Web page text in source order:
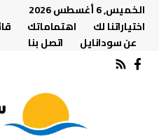
الخميس, 6 أغسطس 2026
اختياراتنا لك
اهتماماتك
عن سودانايل
اتصل بنا